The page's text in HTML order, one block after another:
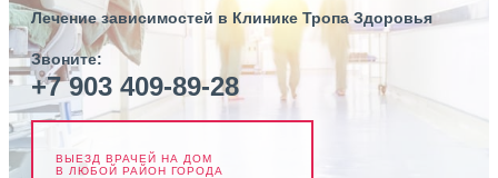
Лечение зависимостей в Клинике Тропа Здоровья
Звоните:
+7 903 409-89-28
ВЫЕЗД ВРАЧЕЙ НА ДОМ
В ЛЮБОЙ РАЙОН ГОРОДА